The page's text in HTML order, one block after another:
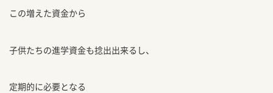
この増えた資金から
子供たちの進学資金も捻出出来るし、
定期的に必要となる